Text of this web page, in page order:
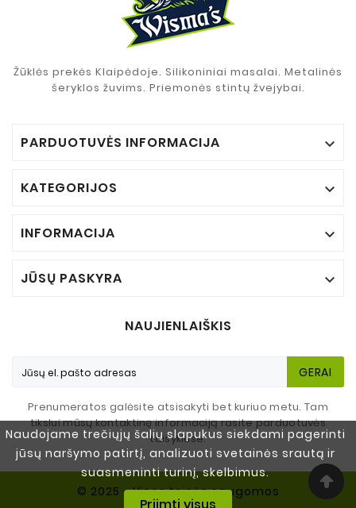
Naudojame trečiųjų šalių slapukus siekdami pagerinti
jūsų naršymo patirtį, analizuoti svetainės srautą ir
suasmeninti turinį, skelbimus.
Žūklės prekės Klaipėdoje. Silikoniniai masalai. Metalinės
šeryklos žuvims. Priemonės stintų žvejybai.
PARDUOTUVĖS INFORMACIJA 
KATEGORIJOS 
INFORMACIJA 
JŪSŲ PASKYRA 
NAUJIENLAIŠKIS
GERAI
Prenumeratos galėsite atsisakyti bet kuriuo metu. Tam
tikslui mūsų kontaktinę informaciją rasite parduotuvės
taisyklėse.
© 2025 - Visos teisės saugomos